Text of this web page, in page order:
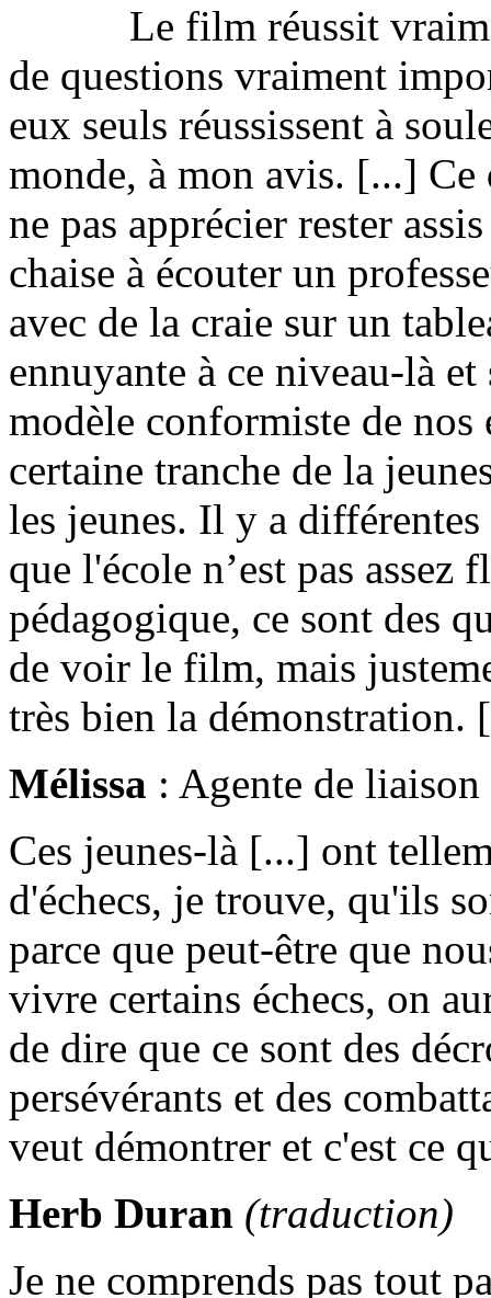
Le film réussit
de questions vraiment
eux seuls réussissent à
monde, à mon avis. [...] Ce
ne pas apprécier rester
chaise à écouter un
avec de la craie sur un
ennuyante à ce niveau-là
modèle conformiste de nos
certaine tranche de la
les jeunes. Il y a
que l'école n’est pas
pédagogique, ce sont des
de voir le film, mais
très bien la démonstration.
Mélissa : Agente de liaison
Ces jeunes-là [...] ont
d'échecs, je trouve, qu'ils
parce que peut-être que
vivre certains échecs, on
de dire que ce sont des
persévérants et des
veut démontrer et c'est ce
Herb Duran (traduction)
Je ne comprends pas tout